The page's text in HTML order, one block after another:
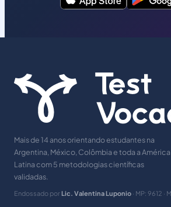
Mais de 14 anos orientando estudantes na
Argentina, México, Colômbia e toda a América
Latina com 5 metodologias científicas
validadas.
Endossado por Lic. Valentina Luponio · MP: 9612 ·